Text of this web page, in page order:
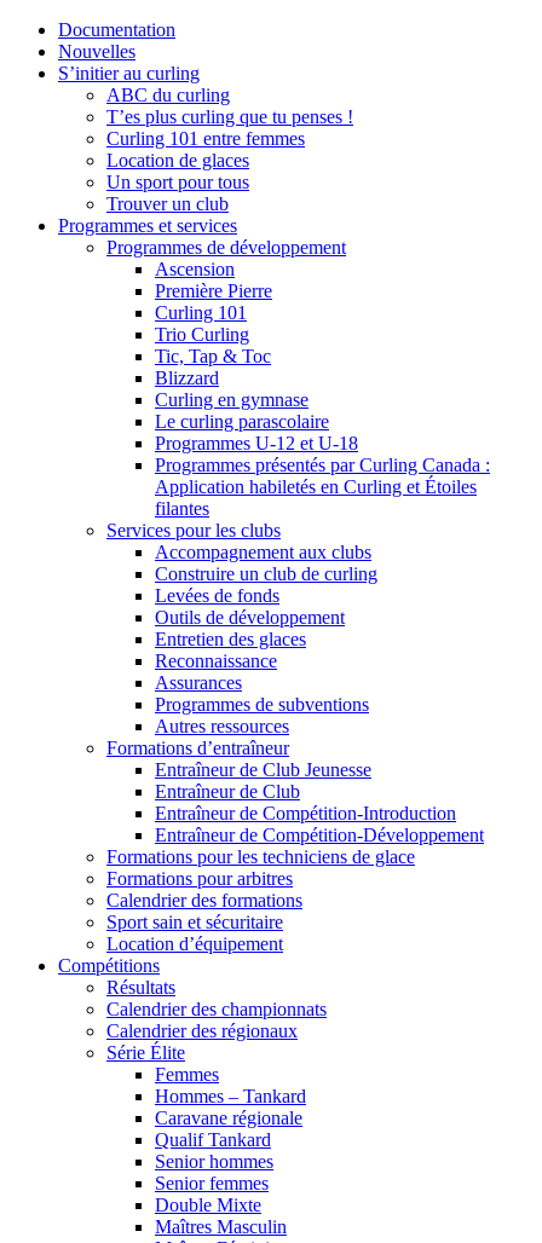
Documentation
Nouvelles
S’initier au curling
ABC du curling
T’es plus curling que tu penses !
Curling 101 entre femmes
Location de glaces
Un sport pour tous
Trouver un club
Programmes et services
Programmes de développement
Ascension
Première Pierre
Curling 101
Trio Curling
Tic, Tap & Toc
Blizzard
Curling en gymnase
Le curling parascolaire
Programmes U-12 et U-18
Programmes présentés par Curling Canada :
Application habiletés en Curling et Étoiles
filantes
Services pour les clubs
Accompagnement aux clubs
Construire un club de curling
Levées de fonds
Outils de développement
Entretien des glaces
Reconnaissance
Assurances
Programmes de subventions
Autres ressources
Formations d’entraîneur
Entraîneur de Club Jeunesse
Entraîneur de Club
Entraîneur de Compétition-Introduction
Entraîneur de Compétition-Développement
Formations pour les techniciens de glace
Formations pour arbitres
Calendrier des formations
Sport sain et sécuritaire
Location d’équipement
Compétitions
Résultats
Calendrier des championnats
Calendrier des régionaux
Série Élite
Femmes
Hommes – Tankard
Caravane régionale
Qualif Tankard
Senior hommes
Senior femmes
Double Mixte
Maîtres Masculin